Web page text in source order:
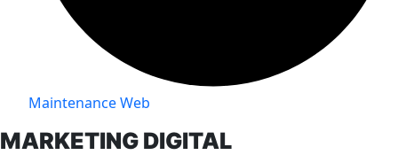
Maintenance Web
MARKETING DIGITAL